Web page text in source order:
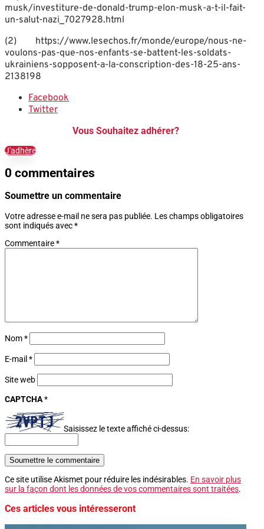
musk/investiture-de-donald-trump-elon-musk-a-t-il-fait-
un-salut-nazi_7027928.html
(2) https://www.lesechos.fr/monde/europe/nous-ne-
voulons-pas-que-nos-enfants-se-battent-les-soldats-
ukrainiens-sopposent-a-la-conscription-des-18-25-ans-
2138198
Facebook
Twitter
Vous Souhaitez adhérer?
J'adhère
0 commentaires
Soumettre un commentaire
Votre adresse e-mail ne sera pas publiée. Les champs obligatoires
sont indiqués avec*
Commentaire*
Nom*
E-mail *
Site web
CAPTCHA*
Saisissez le texte affiché ci-dessus:
Soumettre le commentaire
Ce site utilise Akismet pour réduire les indésirables. En savoir plus
sur la façon dont les données de vos commentaires sont traitées.
Ces articles vous intéresseront